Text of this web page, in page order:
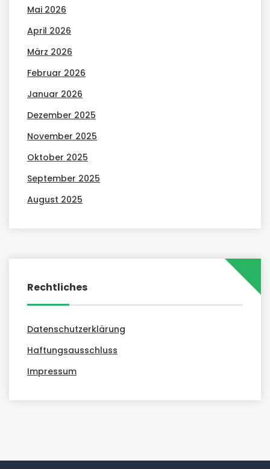
Mai 2026
April 2026
März 2026
Februar 2026
Januar 2026
Dezember 2025
November 2025
Oktober 2025
September 2025
August 2025
Rechtliches
Datenschutzerklärung
Haftungsausschluss
Impressum